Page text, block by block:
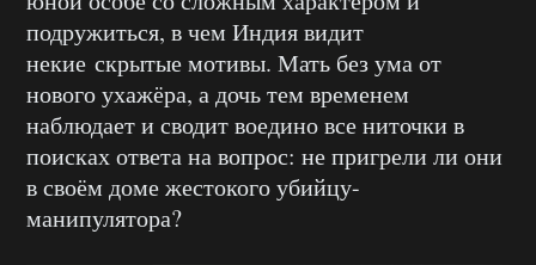
подружиться, в чем Индия видит
некие скрытые мотивы. Мать без ума от
нового ухажёра, а дочь тем временем
наблюдает и сводит воедино все ниточки в
поисках ответа на вопрос: не пригрели ли они
в своём доме жестокого убийцу-
манипулятора?